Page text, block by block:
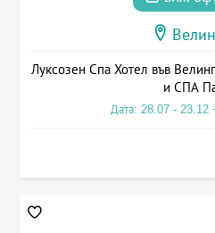
Луксозен Спа Хотел във
и СПА
Дата: 28.07 - 23.12